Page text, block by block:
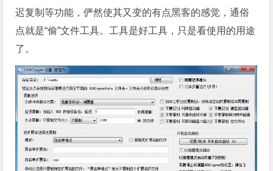
迟复制等功能，俨然使其又变的有点黑客的感觉，通俗
点就是“偷”文件工具。工具是好工具，只是看使用的用途
了。